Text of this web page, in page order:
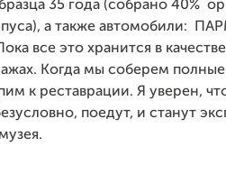
35 года (собрано 40%
а также автомобили:
все это хранится в
Когда мы соберем
к реставрации. Я уверен,
поедут, и станут